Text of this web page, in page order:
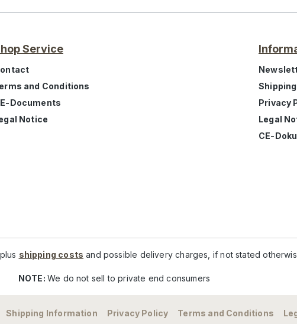
Service
and Conditions
Documents
Notice
Privacy
Legal
CE-
shipping costs and possible delivery charges, if not stated
NOTE:We do not sell to private end consumers
Shipping Information Privacy Policy Terms and Conditions